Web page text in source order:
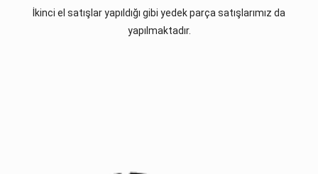
İkinci el satışlar yapıldığı gibi yedek parça satışlarımız da
yapılmaktadır.